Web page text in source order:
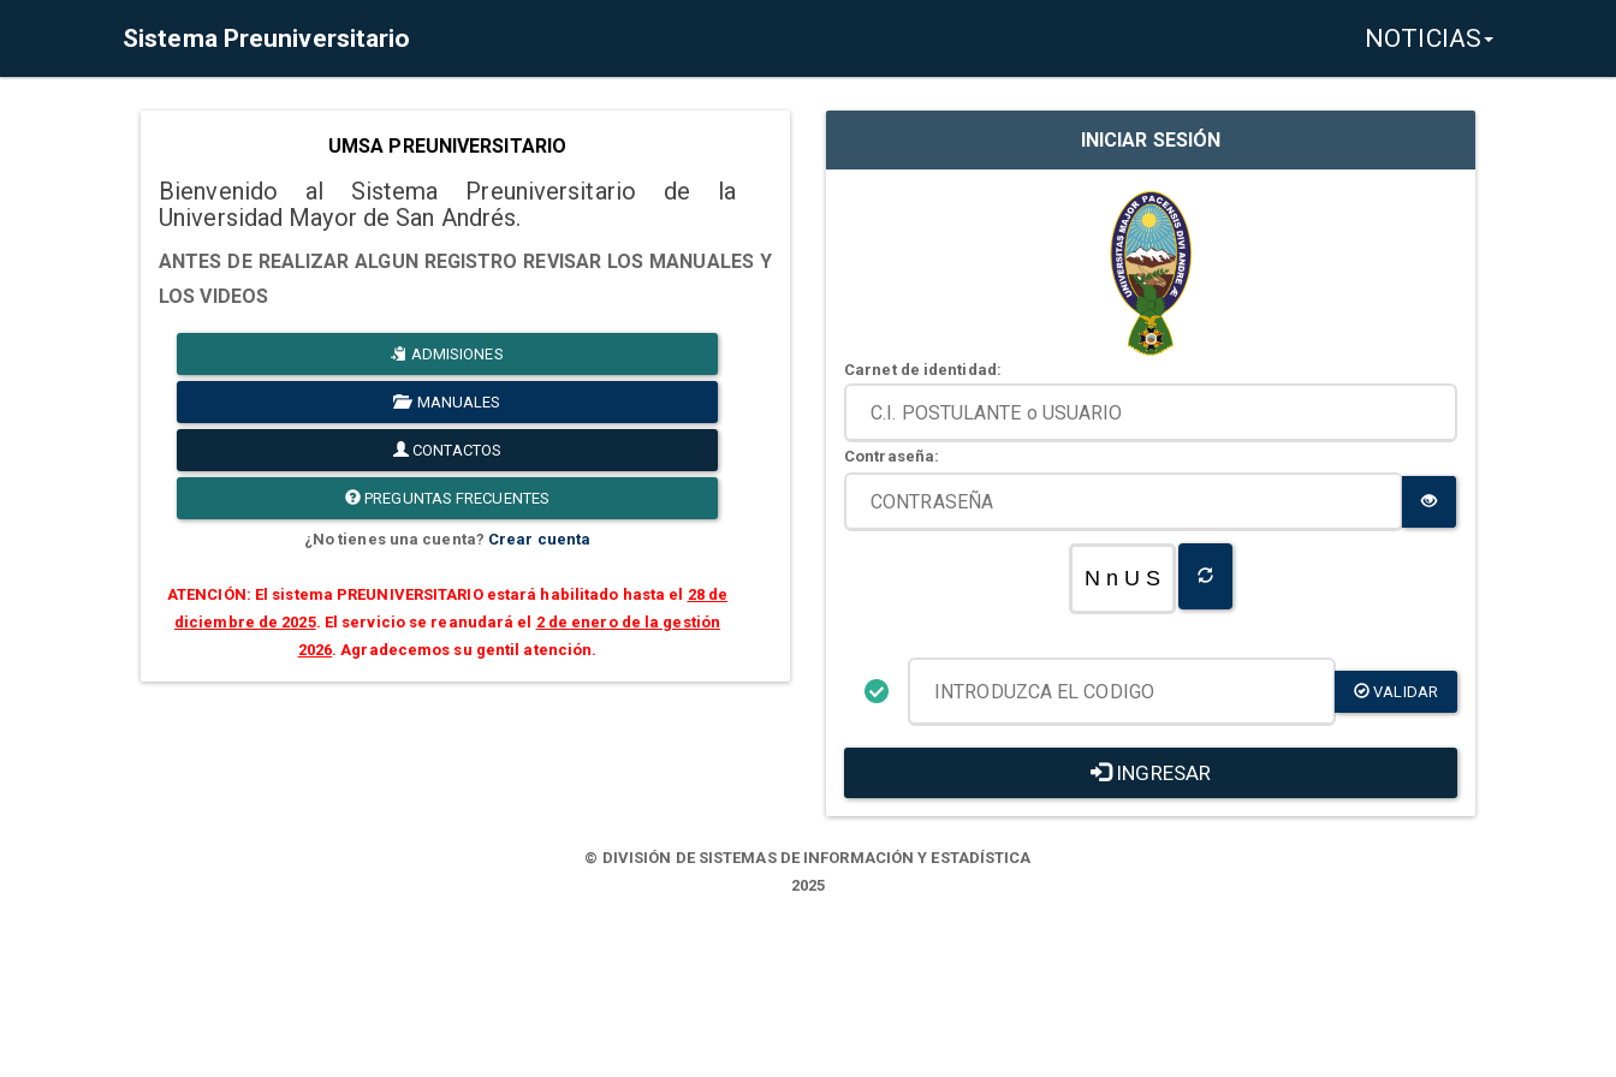
Sistema Preuniversitario NOTICIAS
UMSA PREUNIVERSITARIO
Bienvenido al Sistema Preuniversitario de la
Universidad Mayor de San Andrés.
ANTES DE REALIZAR ALGUN REGISTRO REVISAR LOS MANUALES Y
LOS VIDEOS
ADMISIONES
MANUALES
CONTACTOS
PREGUNTAS FRECUENTES
¿No tienes una cuenta? Crear cuenta
ATENCIÓN: El sistema PREUNIVERSITARIO estará habilitado hasta el 28 de
diciembre de 2025. El servicio se reanudará el 2 de enero de la gestión
2026. Agradecemos su gentil atención.
INICIAR SESIÓN
Carnet de identidad:
Contraseña:
N n U S
VALIDAR
INGRESAR
© DIVISIÓN DE SISTEMAS DE INFORMACIÓN Y ESTADÍSTICA
2025